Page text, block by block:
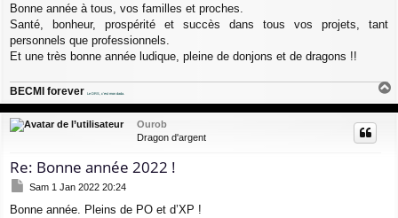
s
s
a
e
Bonne année à tous, vos familles et proches.
Santé, bonheur, prospérité et succès dans tous vos projets, tant
personnels que professionnels.
Et une très bonne année ludique, pleine de donjons et de dragons !!
BECMI forever Le DRS, c'est mon dada.
a
u
Ourob
Dragon d'argent
Re: Bonne année 2022 !
M
s
Sam 1 Jan 2022 20:24
Bonne année. Pleins de PO et d’XP !